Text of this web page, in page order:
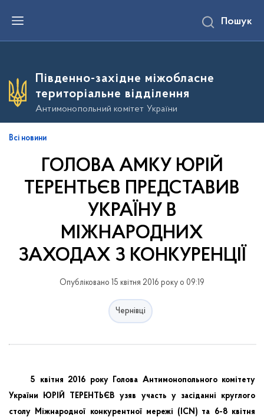
е
о
о
в
Пошук
Південно-західне міжобласне
територіальне відділення
Антимонопольний комітет України
Всі новини
ГОЛОВА АМКУ ЮРІЙ
ТЕРЕНТЬЄВ ПРЕДСТАВИВ
УКРАЇНУ В
МІЖНАРОДНИХ
ЗАХОДАХ З КОНКУРЕНЦІЇ
Опубліковано 15 квітня 2016 року о 09:19
Чернівці
5 квітня 2016 року Голова Антимонопольного комітету
України ЮРІЙ ТЕРЕНТЬЄВ узяв участь у засіданні круглого
столу Міжнародної конкурентної мережі (ICN) та 6-8 квітня